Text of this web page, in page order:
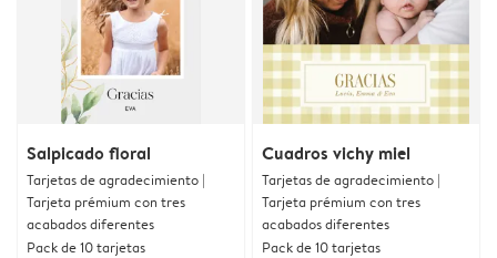
Salpicado floral
Tarjetas de agradecimiento |
Tarjeta prémium con tres
acabados diferentes
Pack de 10 tarjetas
Cuadros vichy miel
Tarjetas de agradecimiento |
Tarjeta prémium con tres
acabados diferentes
Pack de 10 tarjetas